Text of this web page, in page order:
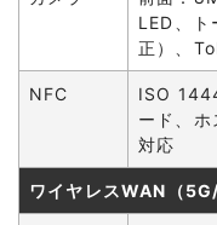
LED、
正）、
NFC
ISO
ード、
対応
ワイヤレスWAN（5G/